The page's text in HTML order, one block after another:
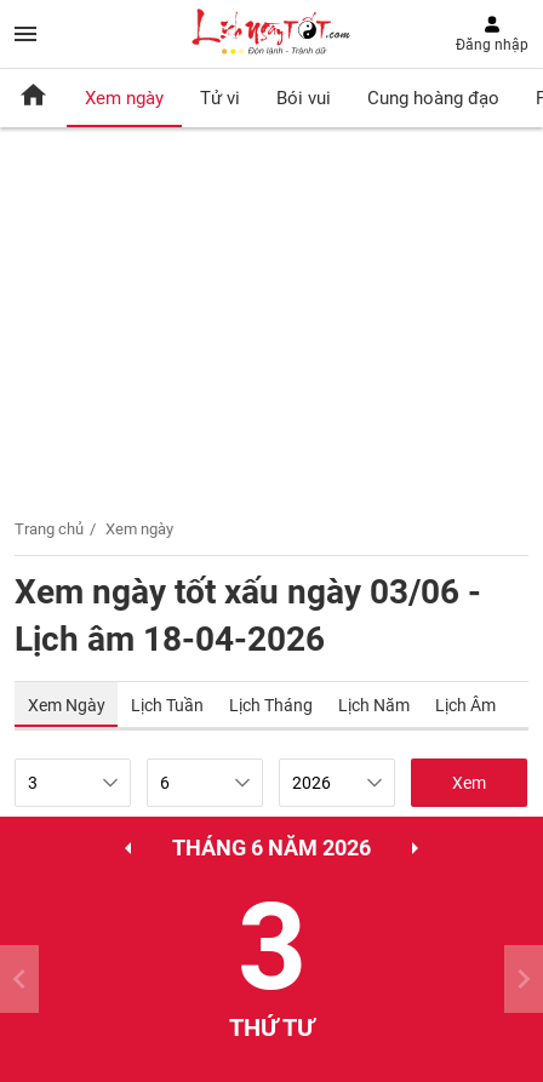
Đăng nhập
Xem ngày Tử vi Bói vui Cung hoàng đạo
Trang chủ Xem ngày
Xem ngày tốt xấu ngày 03/06 -
Lịch âm 18-04-2026
Xem Ngày Lịch Tuần Lịch Tháng Lịch Năm Lịch Âm
Xem
THÁNG 6 NĂM 2026
3
THỨ TƯ